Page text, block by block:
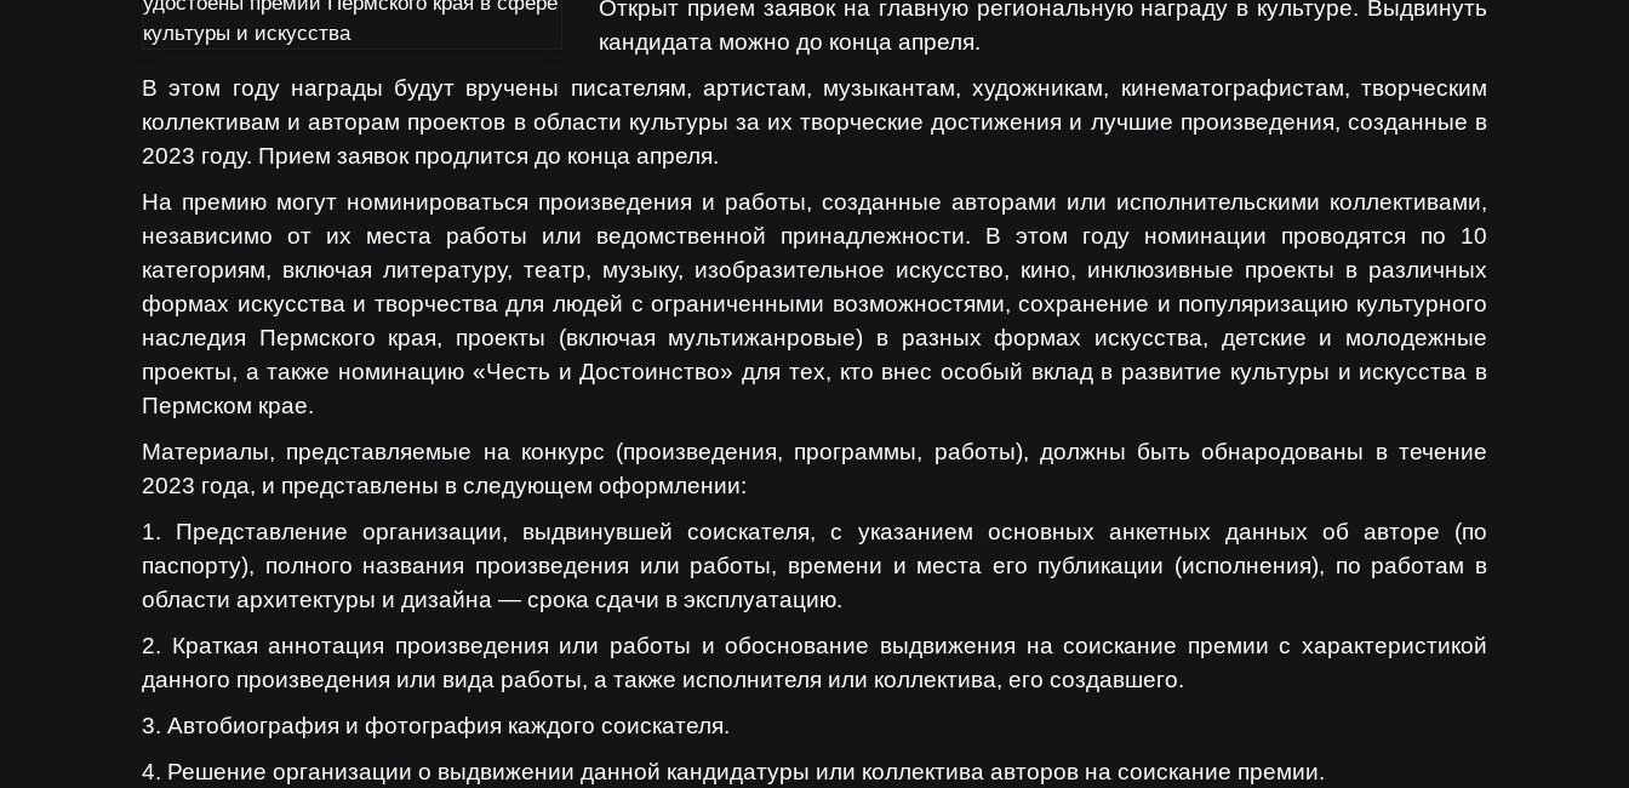
Открыт прием заявок на главную региональную награду в культуре. Выдвинуть
кандидата можно до конца апреля.
В этом году награды будут вручены писателям, артистам, музыкантам, художникам, кинематографистам, творческим
коллективам и авторам проектов в области культуры за их творческие достижения и лучшие произведения, созданные в
2023 году. Прием заявок продлится до конца апреля.
На премию могут номинироваться произведения и работы, созданные авторами или исполнительскими коллективами,
независимо от их места работы или ведомственной принадлежности. В этом году номинации проводятся по 10
категориям, включая литературу, театр, музыку, изобразительное искусство, кино, инклюзивные проекты в различных
формах искусства и творчества для людей с ограниченными возможностями, сохранение и популяризацию культурного
наследия Пермского края, проекты (включая мультижанровые) в разных формах искусства, детские и молодежные
проекты, а также номинацию «Честь и Достоинство» для тех, кто внес особый вклад в развитие культуры и искусства в
Пермском крае.
Материалы, представляемые на конкурс (произведения, программы, работы), должны быть обнародованы в течение
2023 года, и представлены в следующем оформлении:
1. Представление организации, выдвинувшей соискателя, с указанием основных анкетных данных об авторе (по
паспорту), полного названия произведения или работы, времени и места его публикации (исполнения), по работам в
области архитектуры и дизайна — срока сдачи в эксплуатацию.
2. Краткая аннотация произведения или работы и обоснование выдвижения на соискание премии с характеристикой
данного произведения или вида работы, а также исполнителя или коллектива, его создавшего.
3. Автобиография и фотография каждого соискателя.
4. Решение организации о выдвижении данной кандидатуры или коллектива авторов на соискание премии.